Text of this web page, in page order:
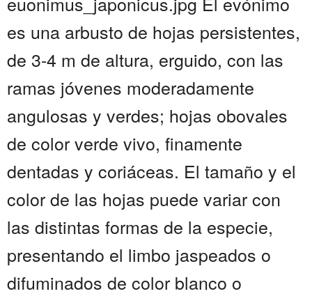
es una arbusto de hojas persistentes,
de 3-4 m de altura, erguido, con las
ramas jóvenes moderadamente
angulosas y verdes; hojas obovales
de color verde vivo, finamente
dentadas y coriáceas. El tamaño y el
color de las hojas puede variar con
las distintas formas de la especie,
presentando el limbo jaspeados o
difuminados de color blanco o